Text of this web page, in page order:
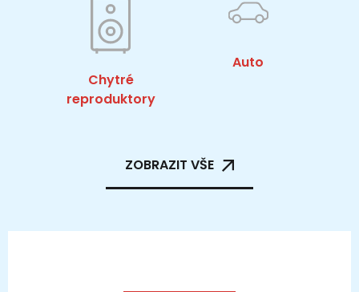
Chytré
reproduktory
Auto
ZOBRAZIT VŠE